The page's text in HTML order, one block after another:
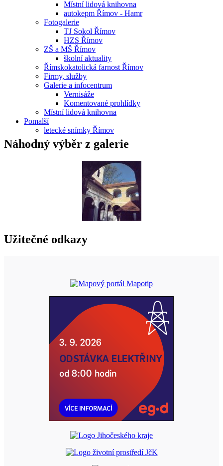
Místní lidová knihovna
autokepm Římov - Hamr
Fotogalerie
TJ Sokol Římov
HZS Římov
ZŠ a MŠ Římov
školní aktuality
Římskokatolická farnost Římov
Firmy, služby
Galerie a infocentrum
Vernisáže
Komentované prohlídky
Místní lidová knihovna
Pomalší
letecké snímky Římov
Náhodný výběr z galerie
Užitečné odkazy